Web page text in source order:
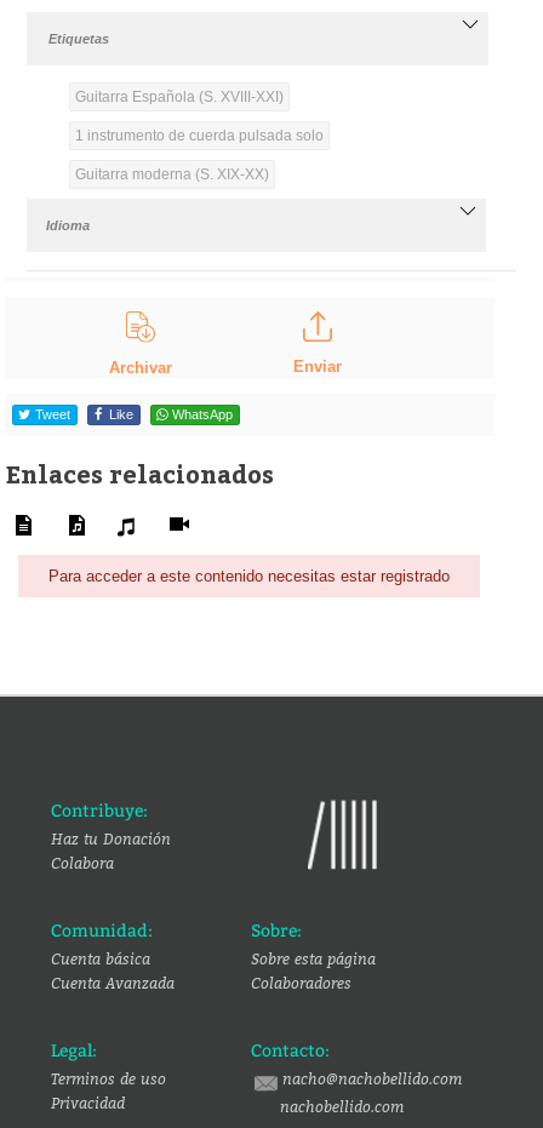
Etiquetas
Guitarra Española (S. XVIII-XXI)
1 instrumento de cuerda pulsada solo
Guitarra moderna (S. XIX-XX)
Idioma
Archivar Enviar
Tweet Like WhatsApp
Enlaces relacionados
Para acceder a este contenido necesitas estar registrado
Contribuye:
Haz tu Donación
Colabora
Comunidad:
Cuenta básica
Cuenta Avanzada
Sobre:
Sobre esta página
Colaboradores
Legal:
Terminos de uso
Privacidad
Contacto:
nacho@nachobellido.com
nachobellido.com